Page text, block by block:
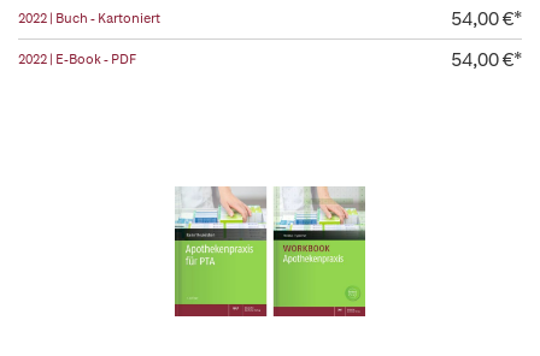
2022 | Buch - Kartoniert 54,00 €*
2022 | E-Book - PDF 54,00 €*